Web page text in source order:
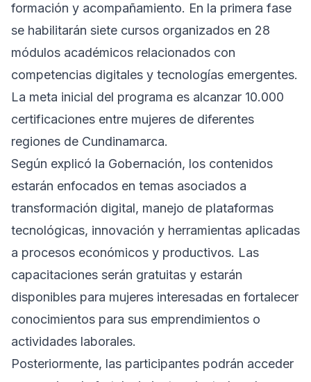
formación y acompañamiento. En la primera fase
se habilitarán siete cursos organizados en 28
módulos académicos relacionados con
competencias digitales y tecnologías emergentes.
La meta inicial del programa es alcanzar 10.000
certificaciones entre mujeres de diferentes
regiones de Cundinamarca.
Según explicó la Gobernación, los contenidos
estarán enfocados en temas asociados a
transformación digital, manejo de plataformas
tecnológicas, innovación y herramientas aplicadas
a procesos económicos y productivos. Las
capacitaciones serán gratuitas y estarán
disponibles para mujeres interesadas en fortalecer
conocimientos para sus emprendimientos o
actividades laborales.
Posteriormente, las participantes podrán acceder